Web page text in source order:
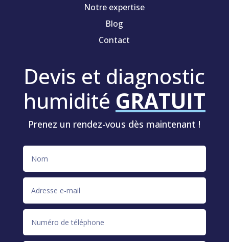
Notre expertise
Blog
Contact
Devis et diagnostic
humidité GRATUIT
Prenez un rendez-vous dès maintenant !